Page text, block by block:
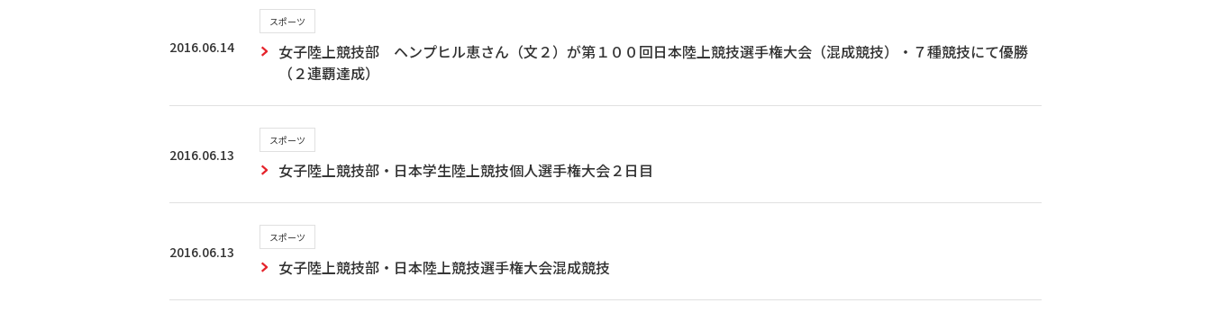
2016.06.14
スポーツ
女子陸上競技部 ヘンプヒル恵さん（文２）が第１００回日本陸上競技選手権大会（混成競技）・７種競技にて優勝
（２連覇達成）
2016.06.13
スポーツ
女子陸上競技部・日本学生陸上競技個人選手権大会２日目
2016.06.13
スポーツ
女子陸上競技部・日本陸上競技選手権大会混成競技